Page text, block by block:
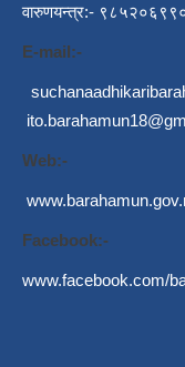
वारुणयन्त्र:-
E-mail:-
Web:-
Facebook:-
www.facebook.com/